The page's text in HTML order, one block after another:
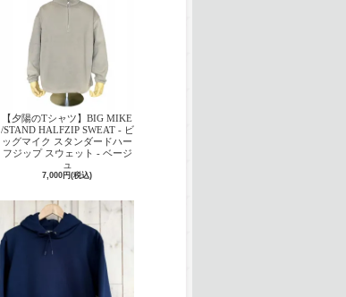
【夕陽のTシャツ】BIG MIKE
/STAND HALFZIP SWEAT - ビ
ッグマイク スタンダードハー
フジップ スウェット - ベージ
ュ
7,000円(税込)